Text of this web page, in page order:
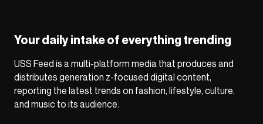
Your daily intake of everything trending
USS Feed is a multi-platform media that produces and
distributes generation z-focused digital content,
reporting the latest trends on fashion, lifestyle, culture,
and music to its audience.